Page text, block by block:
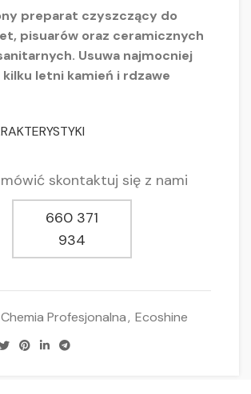
preparat czyszczący do
pisuarów oraz ceramicznych
Usuwa najmocniej
letni kamień i rdzawe
skontaktuj się z nami
660 371
934
Chemia Profesjonalna, Ecoshine